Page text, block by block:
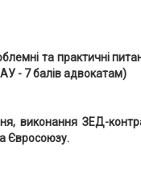
та практичні
- 7 балів адвокатам)
ЗЕД-
Євросоюзу.